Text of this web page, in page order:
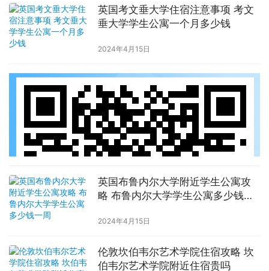
英国考文垂大学住宿注意事项 考文
垂大学学生公寓一个月多少钱
2024年4月15日
英国布鲁内尔大学附近学生公寓攻
略 布鲁内尔大学学生公寓多少钱一
2024年4月15日
伦敦坎伯韦尔艺术学院住宿攻略 坎
伯韦尔艺术学院附近住宿贵吗